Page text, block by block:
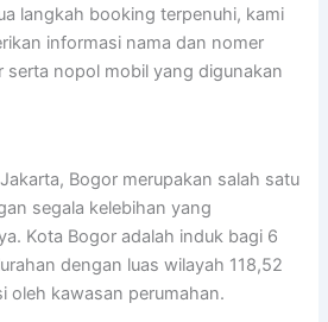
langkah booking terpenuhi, kami
informasi nama dan nomer
serta nopol mobil yang digunakan
Bogor merupakan salah satu
segala kelebihan yang
Kota Bogor adalah induk bagi 6
dengan luas wilayah 118,52
oleh kawasan perumahan.